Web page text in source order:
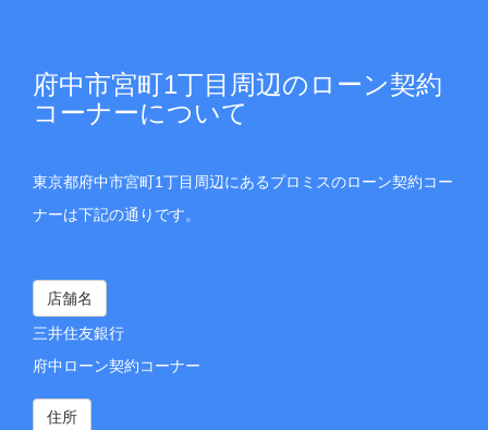
府中市宮町1丁目周辺のローン契約
コーナーについて
東京都府中市宮町1丁目周辺にあるプロミスのローン契約コー
ナーは下記の通りです。
店舗名
三井住友銀行
府中ローン契約コーナー
住所